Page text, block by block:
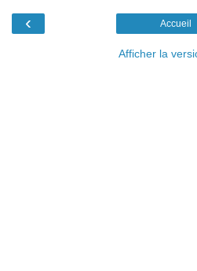
‹ Accueil
Afficher la